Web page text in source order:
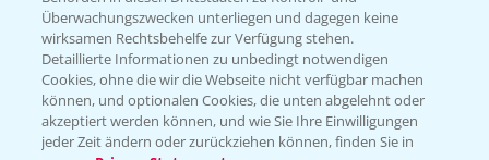
PAMIRA - Packmittelrücknahme
Sammelstellen und Termine
PRE - Chemikalien sicher entsorgen
Überwachungszwecken unterliegen und dagegen keine
wirksamen Rechtsbehelfe zur Verfügung stehen.
Detaillierte Informationen zu unbedingt notwendigen
Cookies, ohne die wir die Webseite nicht verfügbar machen
können, und optionalen Cookies, die unten abgelehnt oder
akzeptiert werden können, und wie Sie Ihre Einwilligungen
jeder Zeit ändern oder zurückziehen können, finden Sie in